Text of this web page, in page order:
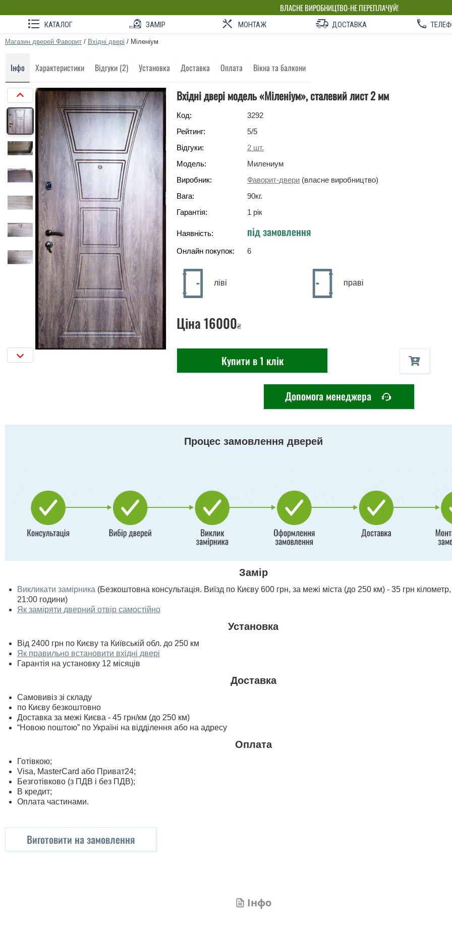
ВЛАСНЕ ВИРОБНИЦТВО-НЕ ПЕРЕПЛАЧУЙ!
КАТАЛОГ ЗАМІР МОНТАЖ ДОСТАВКА
Магазин дверей Фаворит / Вхідні двері / Міленіум
Інфо Характеристики Відгуки (2) Установка Доставка Оплата Вікна та балкони
Вхідні двері модель «Міленіум», сталевий лист 2 мм
Код:
3292
Рейтинг:
5/5
Відгуки:
2 шт.
Модель:
Милениум
Виробник:
Фаворит-двери (власне виробництво)
Вага:
90кг.
Гарантія:
1 рік
Наявність: під замовлення
Онлайн покупок: 6
ліві праві
Ціна16000₴
Купити в 1 клік
Допомога менеджера
Процес замовлення дверей
Замір
Викликати замірника (Безкоштовна консультація. Виїзд по Києву 600 грн, за межі міста (до 250 км) - 35 грн
21:00 години)
Як заміряти дверний отвір самостійно
Установка
Від 2400 грн по Києву та Київській обл. до 250 км
Як правильно встановити вхідні двері
Гарантія на установку 12 місяців
Доставка
Самовивіз зі складу
по Києву безкоштовно
Доставка за межі Києва - 45 грн/км (до 250 км)
“Новою поштою” по Україні на відділення або на адресу
Оплата
Готівкою;
Visa, MasterСard або Приват24;
Безготівково (з ПДВ і без ПДВ);
В кредит;
Оплата частинами.
Виготовити на замовлення
Інфо